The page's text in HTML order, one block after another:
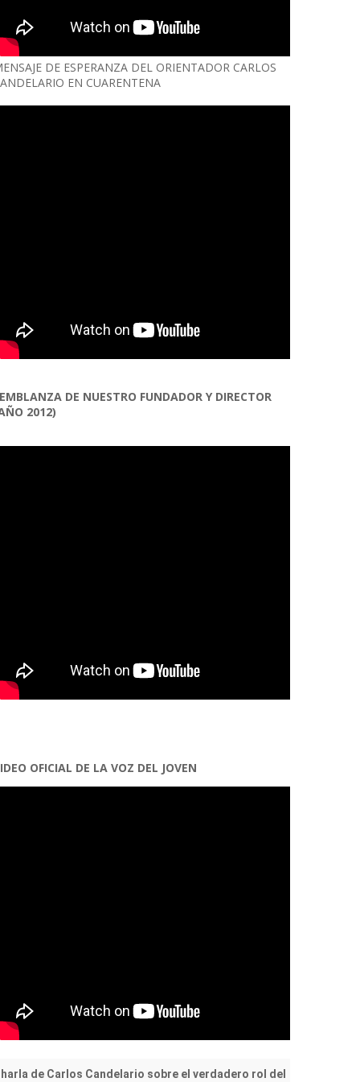
DE ESPERANZA DEL ORIENTADOR CARLOS
EN CUARENTENA
DE NUESTRO FUNDADOR Y DIRECTOR
2012)
OFICIAL DE LA VOZ DEL JOVEN
de Carlos Candelario sobre el verdadero rol del